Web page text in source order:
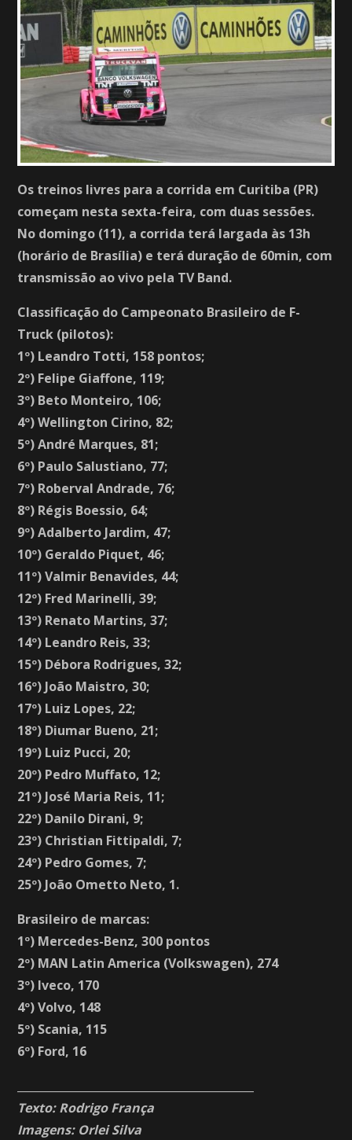
Os treinos livres para a corrida em Curitiba (PR)
começam nesta sexta-feira, com duas sessões.
No domingo (11), a corrida terá largada às 13h
(horário de Brasília) e terá duração de 60min, com
transmissão ao vivo pela TV Band.
Classificação do Campeonato Brasileiro de F-
Truck (pilotos):
1º) Leandro Totti, 158 pontos;
2º) Felipe Giaffone, 119;
3º) Beto Monteiro, 106;
4º) Wellington Cirino, 82;
5º) André Marques, 81;
6º) Paulo Salustiano, 77;
7º) Roberval Andrade, 76;
8º) Régis Boessio, 64;
9º) Adalberto Jardim, 47;
10º) Geraldo Piquet, 46;
11º) Valmir Benavides, 44;
12º) Fred Marinelli, 39;
13º) Renato Martins, 37;
14º) Leandro Reis, 33;
15º) Débora Rodrigues, 32;
16º) João Maistro, 30;
17º) Luiz Lopes, 22;
18º) Diumar Bueno, 21;
19º) Luiz Pucci, 20;
20º) Pedro Muffato, 12;
21º) José Maria Reis, 11;
22º) Danilo Dirani, 9;
23º) Christian Fittipaldi, 7;
24º) Pedro Gomes, 7;
25º) João Ometto Neto, 1.
Brasileiro de marcas:
1º) Mercedes-Benz, 300 pontos
2º) MAN Latin America (Volkswagen), 274
3º) Iveco, 170
4º) Volvo, 148
5º) Scania, 115
6º) Ford, 16
Texto: Rodrigo França
Imagens: Orlei Silva